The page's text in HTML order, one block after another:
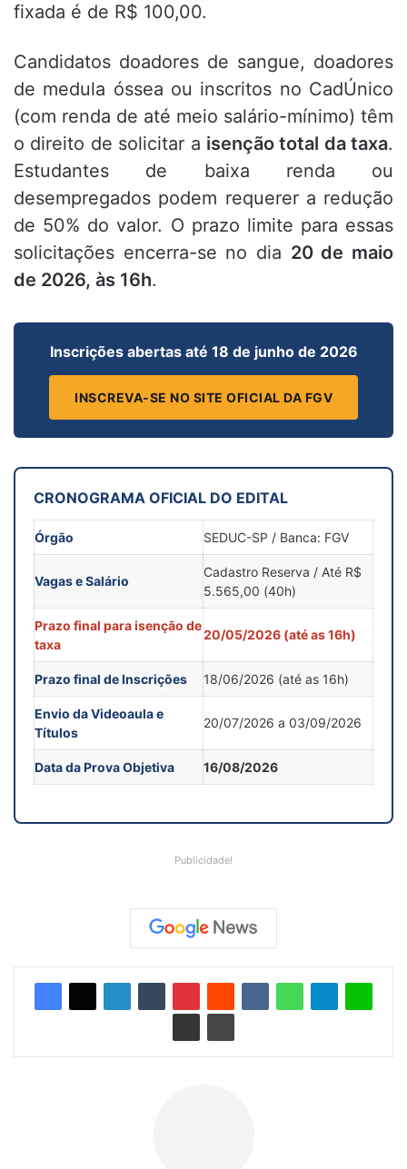
fixada é de R$ 100,00.
Candidatos doadores de sangue, doadores
de medula óssea ou inscritos no CadÚnico
(com renda de até meio salário-mínimo) têm
o direito de solicitar a isenção total da taxa.
Estudantes de baixa renda ou
desempregados podem requerer a redução
de 50% do valor. O prazo limite para essas
solicitações encerra-se no dia 20 de maio
de 2026, às 16h.
Inscrições abertas até 18 de junho de 2026
INSCREVA-SE NO SITE OFICIAL DA FGV
CRONOGRAMA OFICIAL DO EDITAL
Órgão SEDUC-SP / Banca: FGV
Vagas e Salário
Cadastro Reserva / Até R$
5.565,00 (40h)
Prazo final para isenção de
taxa
20/05/2026 (até as 16h)
Prazo final de Inscrições 18/06/2026 (até as 16h)
Envio da Videoaula e
Títulos
20/07/2026 a 03/09/2026
Data da Prova Objetiva 16/08/2026
Publicidade!